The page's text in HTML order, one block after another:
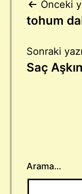
Yazı
Önceki
tohum
Sonraki yazı
Saç
Arama…